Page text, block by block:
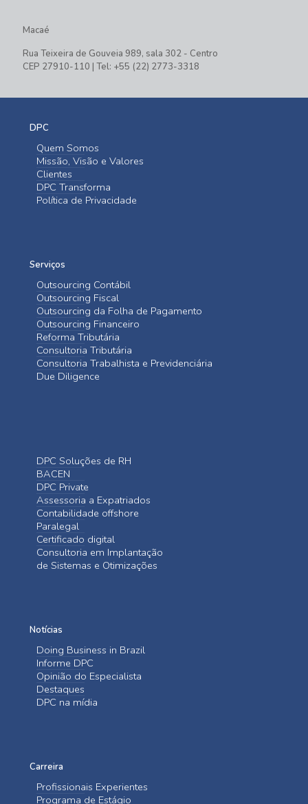
Macaé
Rua Teixeira de Gouveia 989, sala 302 - Centro
CEP 27910-110 | Tel: +55 (22) 2773-3318
DPC
Quem Somos
Missão, Visão e Valores
Clientes
DPC Transforma
Política de Privacidade
Serviços
Outsourcing Contábil
Outsourcing Fiscal
Outsourcing da Folha de Pagamento
Outsourcing Financeiro
Reforma Tributária
Consultoria Tributária
Consultoria Trabalhista e Previdenciária
Due Diligence
DPC Soluções de RH
BACEN
DPC Private
Assessoria a Expatriados
Contabilidade offshore
Paralegal
Certificado digital
Consultoria em Implantação
de Sistemas e Otimizações
Notícias
Doing Business in Brazil
Informe DPC
Opinião do Especialista
Destaques
DPC na mídia
Carreira
Profissionais Experientes
Programa de Estágio